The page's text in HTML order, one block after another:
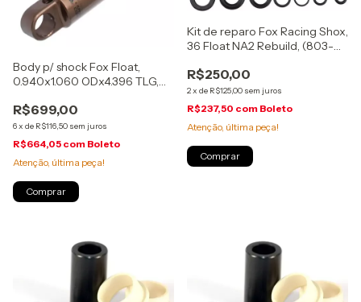
Body p/ shock Fox Float,
0.940x1.060 ODx4.396 TLG,
50-036)
R$699,00
6x de R$116,50 sem juros
R$664,05 com Boleto
Atenção, última peça!
Kit de reparo Fox Racing Shox,
36 Float NA2 Rebuild, (803-
R$250,00
2x de R$125,00 sem juros
R$237,50 com Boleto
Atenção, última peça!